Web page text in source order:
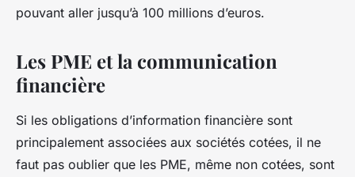
pouvant aller jusqu’à 100 millions d’euros.
Les PME et la communication
financière
Si les obligations d’information financière sont
principalement associées aux sociétés cotées, il ne
faut pas oublier que les PME, même non cotées, sont